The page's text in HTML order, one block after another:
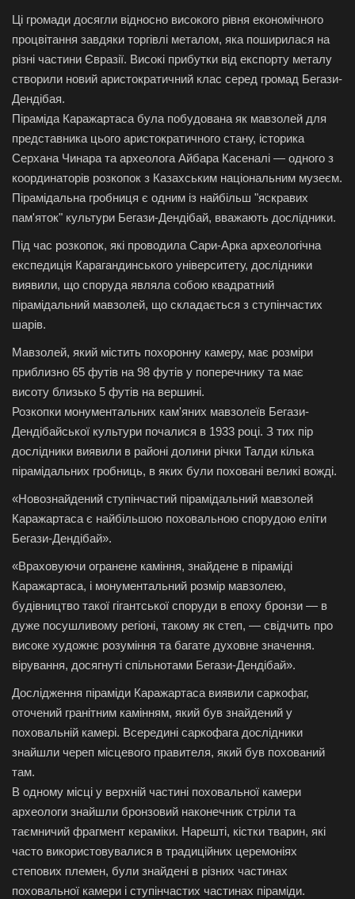
Ці громади досягли відносно високого рівня економічного
процвітання завдяки торгівлі металом, яка поширилася на
різні частини Євразії. Високі прибутки від експорту металу
створили новий аристократичний клас серед громад Бегази-
Дендібая.
Піраміда Каражартаса була побудована як мавзолей для
представника цього аристократичного стану, історика
Серхана Чинара та археолога Айбара Касеналі — одного з
координаторів розкопок з Казахським національним музеєм.
Пірамідальна гробниця є одним із найбільш "яскравих
пам'яток" культури Бегази-Дендібай, вважають дослідники.
Під час розкопок, які проводила Сари-Арка археологічна
експедиція Карагандинського університету, дослідники
виявили, що споруда являла собою квадратний
пірамідальний мавзолей, що складається з ступінчастих
шарів.
Мавзолей, який містить похоронну камеру, має розміри
приблизно 65 футів на 98 футів у поперечнику та має
висоту близько 5 футів на вершині.
Розкопки монументальних кам'яних мавзолеїв Бегази-
Дендібайської культури почалися в 1933 році. З тих пір
дослідники виявили в районі долини річки Талди кілька
пірамідальних гробниць, в яких були поховані великі вожді.
«Новознайдений ступінчастий пірамідальний мавзолей
Каражартаса є найбільшою поховальною спорудою еліти
Бегази-Дендібай».
«Враховуючи огранене каміння, знайдене в піраміді
Каражартаса, і монументальний розмір мавзолею,
будівництво такої гігантської споруди в епоху бронзи — в
дуже посушливому регіоні, такому як степ, — свідчить про
високе художнє розуміння та багате духовне значення.
вірування, досягнуті спільнотами Бегази-Дендібай».
Дослідження піраміди Каражартаса виявили саркофаг,
оточений гранітним камінням, який був знайдений у
поховальній камері. Всередині саркофага дослідники
знайшли череп місцевого правителя, який був похований
там.
В одному місці у верхній частині поховальної камери
археологи знайшли бронзовий наконечник стріли та
таємничий фрагмент кераміки. Нарешті, кістки тварин, які
часто використовувалися в традиційних церемоніях
степових племен, були знайдені в різних частинах
поховальної камери і ступінчастих частинах піраміди.